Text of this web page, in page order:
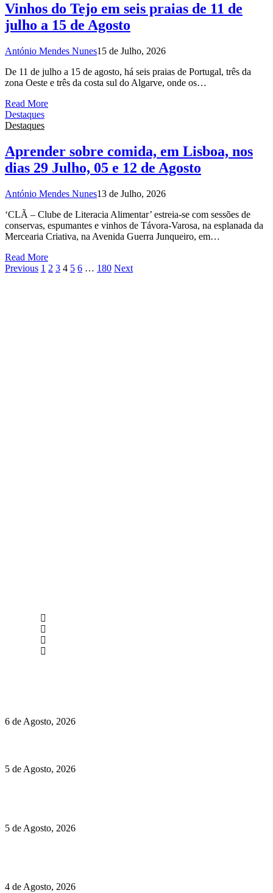
Vinhos do Tejo em seis praias de 11 de
julho a 15 de Agosto
António Mendes Nunes15 de Julho, 2026
De 11 de julho a 15 de agosto, há seis praias de Portugal, três da
zona Oeste e três da costa sul do Algarve, onde os…
Read More
Destaques
Destaques
Aprender sobre comida, em Lisboa, nos
dias 29 Julho, 05 e 12 de Agosto
António Mendes Nunes13 de Julho, 2026
‘CLÃ – Clube de Literacia Alimentar’ estreia-se com sessões de
conservas, espumantes e vinhos de Távora-Varosa, na esplanada da
Mercearia Criativa, na Avenida Guerra Junqueiro, em…
Read More
Previous 1 2 3 4 5 6 … 180 Next
6 de Agosto, 2026
5 de Agosto, 2026
5 de Agosto, 2026
4 de Agosto, 2026